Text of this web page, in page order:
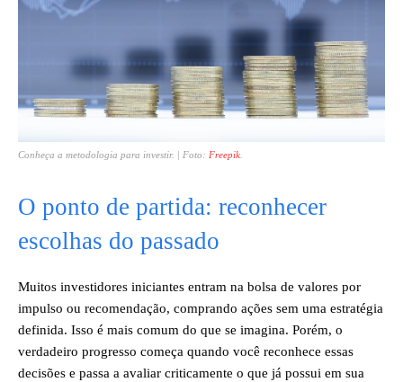
Conheça a metodologia para investir. | Foto: Freepik
O ponto de partida: reconhecer
escolhas do passado
Muitos investidores iniciantes entram na bolsa de valores por
impulso ou recomendação, comprando ações sem uma estratégia
definida. Isso é mais comum do que se imagina. Porém, o
verdadeiro progresso começa quando você reconhece essas
decisões e passa a avaliar criticamente o que já possui em sua